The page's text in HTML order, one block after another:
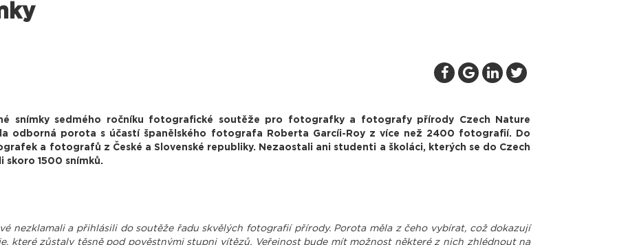
snímky sedmého ročníku fotografické soutěže pro fotografky a fotografy přírody Czech Nature
odborná porota s účastí španělského fotografa Roberta Garcíi-Roy z více než 2400 fotografií. Do
a fotografů z České a Slovenské republiky. Nezaostali ani studenti a školáci, kterých se do Czech
skoro 1500 snímků.
nezklamali a přihlásili do soutěže řadu skvělých fotografií přírody. Porota měla z čeho vybírat, což dokazují
které zůstaly těsně pod pověstnými stupni vítězů. Veřejnost bude mít možnost některé z nich zhlédnout na